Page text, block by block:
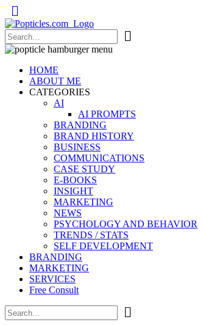
Popticles.com
HOME
ABOUT ME
CATEGORIES
AI
AI PROMPTS
BRANDING
BRAND HISTORY
BUSINESS
COMMUNICATIONS
CASE STUDY
E-BOOKS
INSIGHT
MARKETING
NEWS
PSYCHOLOGY AND BEHAVIOR
TRENDS / STATS
SELF DEVELOPMENT
BRANDING
MARKETING
SERVICES
Free Consult